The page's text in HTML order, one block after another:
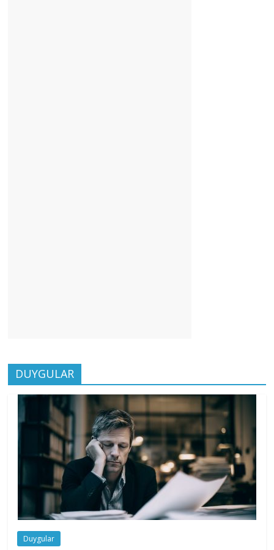
DUYGULAR
Duygular